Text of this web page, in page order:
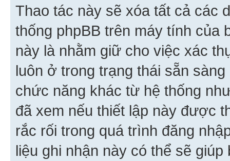
Thao tác này sẽ xóa tất cả các
thống phpBB trên máy tính của
này là nhằm giữ cho việc xác
luôn ở trong trạng thái sẵn
chức năng khác từ hệ thống
đã xem nếu thiết lập này được
rắc rối trong quá trình đăng
liệu ghi nhận này có thể sẽ